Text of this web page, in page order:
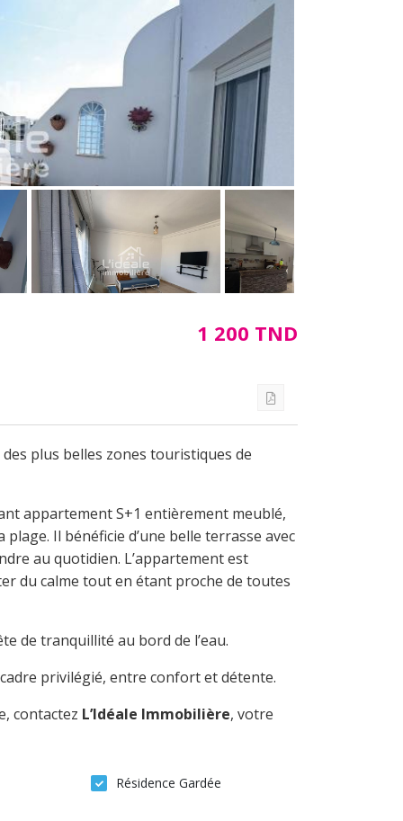
1 200 TND
plus belles zones touristiques de
appartement S+1 entièrement meublé,
Il bénéficie d’une belle terrasse avec
au quotidien. L’appartement est
du calme tout en étant proche de toutes
de tranquillité au bord de l’eau.
privilégié, entre confort et détente.
contactez L’Idéale Immobilière, votre
Résidence Gardée